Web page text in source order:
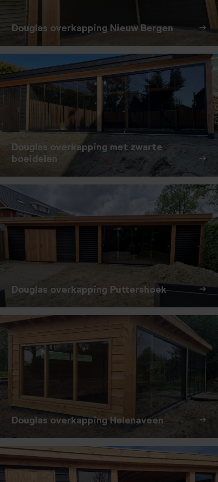
Douglas overkapping Nieuw Bergen
Douglas overkapping met zwarte
boeidelen
Douglas overkapping Puttershoek
Douglas overkapping Helenaveen